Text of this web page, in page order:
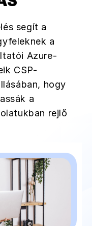
segít a
a
Azure-
CSP-
hogy
a
rejlő